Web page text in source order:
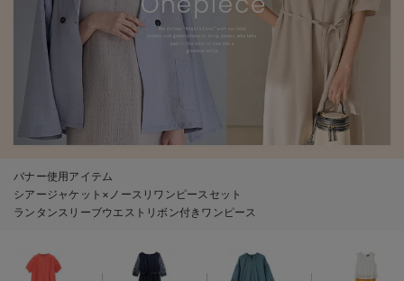
マタニティ 腹巻き
ブラトップ
親子セット
快適機能ウェア特集 トップス
快適機能ウェア特集 ボトムス
erbaviva（エルバビーバ）
ハレの日に着るANGELIEBEのセレモニー
ベビー
あったかアイテム｜
もらって嬉しいギフト
かわいくておもしろ
何枚あっても嬉しい
長く使えるアイテム
裏起毛素材
バナー使用アイテム
シアージャケット×ノースリワンピースセット
ランタンスリーブウエストリボン付きワンピース